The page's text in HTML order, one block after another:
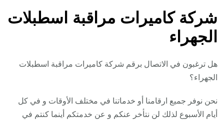
شركة كاميرات مراقبة اسطبلات
الجهراء
هل ترغبون في الاتصال برقم شركة كاميرات مراقبة اسطبلات
الجهراء؟
نحن نوفر جميع ارقامنا أو خدماتنا في مختلف الأوقات و في كل
أيام الأسبوع لذلك لن نتأخر عنكم و عن خدمتكم أينما كنتم في